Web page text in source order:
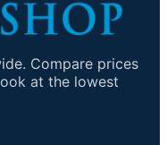
Compare prices
at the lowest